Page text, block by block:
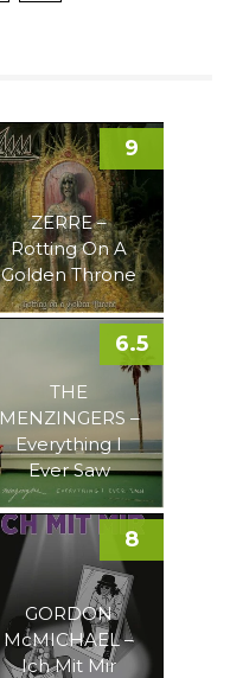
ZERRE –
Rotting On A
Golden Throne
9
THE
MENZINGERS –
Everything I
Ever Saw
6.5
GORDON
McMICHAEL –
Ich Mit Mir
8